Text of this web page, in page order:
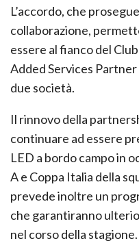
L’accordo, che
collaborazione,
essere al fianco del
Added Services
due società.
Il rinnovo della
continuare ad essere
LED a bordo campo in
A e Coppa Italia della
prevede inoltre un
che garantiranno
nel corso della stagione.